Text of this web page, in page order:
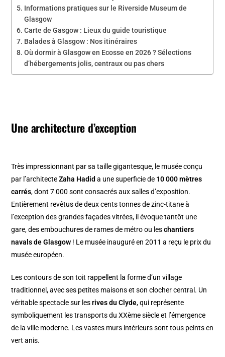
Informations pratiques sur le Riverside Museum de
Glasgow
Carte de Gasgow : Lieux du guide touristique
Balades à Glasgow : Nos itinéraires
Où dormir à Glasgow en Ecosse en 2026 ? Sélections
d’hébergements jolis, centraux ou pas chers
Une architecture d’exception
Très impressionnant par sa taille gigantesque, le musée conçu
par l’architecteZaha Hadid a une superficie de 10 000 mètres
carrés, dont 7 000 sont consacrés aux salles d’exposition.
Entièrement revêtus de deux cents tonnes de zinc-titane à
l’exception des grandes façades vitrées, il évoque tantôt une
gare, des embouchures de rames de métro ou leschantiers
navals de Glasgow ! Le musée inauguré en 2011 a reçu le prix du
musée européen.
Les contours de son toit rappellent la forme d’un village
traditionnel, avec ses petites maisons et son clocher central. Un
véritable spectacle sur lesrives du Clyde, qui représente
symboliquement les transports du XXème siècle et l’émergence
de la ville moderne. Les vastes murs intérieurs sont tous peints en
vert anis.